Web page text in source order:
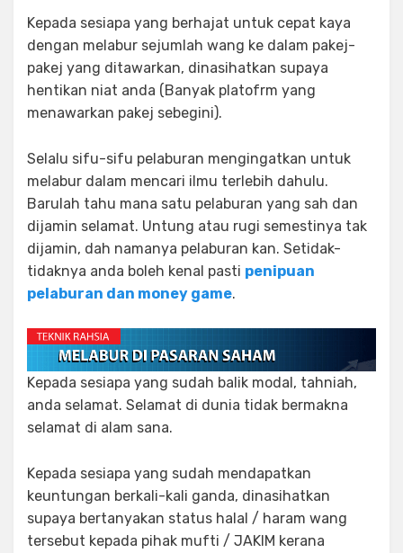
Kepada sesiapa yang berhajat untuk cepat kaya
dengan melabur sejumlah wang ke dalam pakej-
pakej yang ditawarkan, dinasihatkan supaya
hentikan niat anda (Banyak platofrm yang
menawarkan pakej sebegini).
Selalu sifu-sifu pelaburan mengingatkan untuk
melabur dalam mencari ilmu terlebih dahulu.
Barulah tahu mana satu pelaburan yang sah dan
dijamin selamat. Untung atau rugi semestinya tak
dijamin, dah namanya pelaburan kan. Setidak-
tidaknya anda boleh kenal pasti penipuan
pelaburan dan money game.
Kepada sesiapa yang sudah balik modal, tahniah,
anda selamat. Selamat di dunia tidak bermakna
selamat di alam sana.
Kepada sesiapa yang sudah mendapatkan
keuntungan berkali-kali ganda, dinasihatkan
supaya bertanyakan status halal / haram wang
tersebut kepada pihak mufti / JAKIM kerana